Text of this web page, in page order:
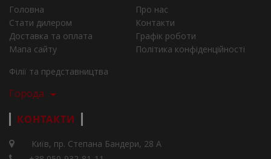
Головна
Про нас
Стати дилером
Контакти
Доставка та оплата
Графік роботи
Мапа сайту
Політика конфіденційності
Філії та представництва
Города
КОНТАКТИ
Київ, пр. Степана Бандери, 28 А